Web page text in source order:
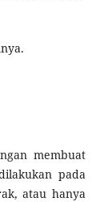
membuat
pada
atau hanya